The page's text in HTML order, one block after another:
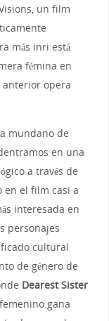
un film
más inri está
fémina en
opera
mundano de
en una
a través de
en el film casi a
interesada en
personajes
cultural
de género de
Dearest Sister
gana